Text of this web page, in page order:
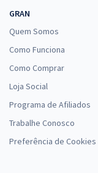
TRF 5ª Região -
Conhecimentos
GRAN
Quem Somos
Como Funciona
Como Comprar
Loja Social
Programa de Afiliados
Trabalhe Conosco
Preferência de Cookies